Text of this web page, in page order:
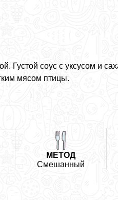
Густой соус с уксусом и
мясом птицы.
МЕТОД
Смешанный